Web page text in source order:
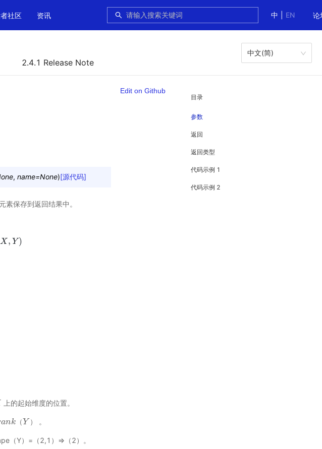
中
EN 论
社区 资讯
2.4.1 Release Note
中文(简)
目录
参数
返回
返回类型
代码示例 1
代码示例 2
Edit on Github
, name=None)[源代码]
保存到返回结果中。
X , Y)
,Y )
上的起始维度的位置。
ank （ Y ） 。
（Y）=（2,1）=>（2）。